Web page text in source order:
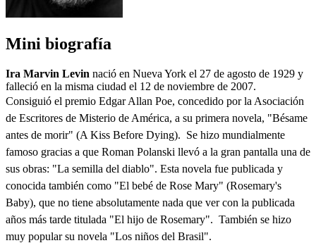
Mini biografía
Ira Marvin Levin nació en Nueva York el 27 de agosto de 1929 y
falleció en la misma ciudad el 12 de noviembre de 2007.
Consiguió el premio Edgar Allan Poe, concedido por la Asociación
de Escritores de Misterio de América, a su primera novela, "Bésame
antes de morir" (A Kiss Before Dying). Se hizo mundialmente
famoso gracias a que Roman Polanski llevó a la gran pantalla una de
sus obras: "La semilla del diablo". Esta novela fue publicada y
conocida también como "El bebé de Rose Mary" (Rosemary's
Baby), que no tiene absolutamente nada que ver con la publicada
años más tarde titulada "El hijo de Rosemary". También se hizo
muy popular su novela "Los niños del Brasil".